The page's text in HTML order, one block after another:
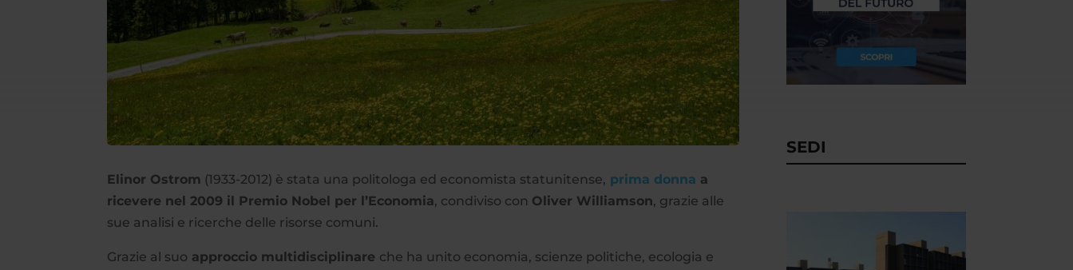
Elinor Ostrom (1933-2012) è stata una politologa ed economista statunitense, prima donna a
ricevere nel 2009 il Premio Nobel per l’Economia, condiviso con Oliver Williamson, grazie alle
sue analisi e ricerche delle risorse comuni.
Grazie al suo approccio multidisciplinare che ha unito economia, scienze politiche, ecologia e
SEDI